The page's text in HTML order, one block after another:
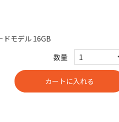
ドモデル 16GB
数量